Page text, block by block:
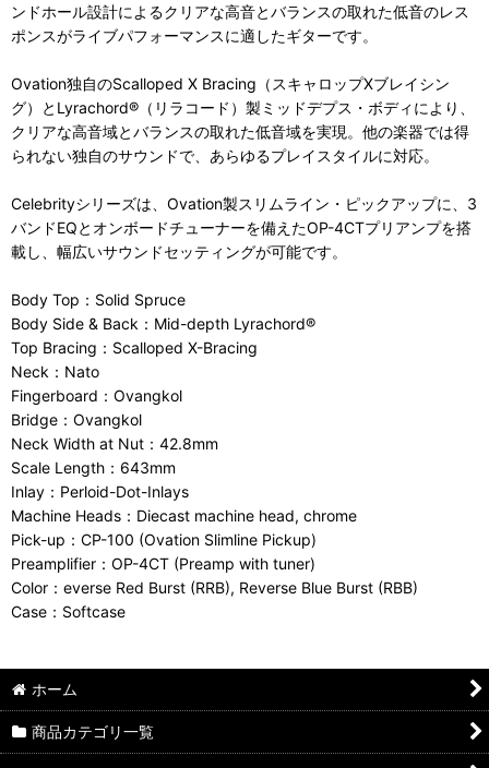
ンドホール設計によるクリアな高音とバランスの取れた低音のレス
ポンスがライブパフォーマンスに適したギターです。
Ovation独自のScalloped X Bracing（スキャロップXブレイシン
グ）とLyrachord®（リラコード）製ミッドデプス・ボディにより、
クリアな高音域とバランスの取れた低音域を実現。他の楽器では得
られない独自のサウンドで、あらゆるプレイスタイルに対応。
Celebrityシリーズは、Ovation製スリムライン・ピックアップに、3
バンドEQとオンボードチューナーを備えたOP-4CTプリアンプを搭
載し、幅広いサウンドセッティングが可能です。
Body Top：Solid Spruce
Body Side & Back：Mid-depth Lyrachord®
Top Bracing：Scalloped X-Bracing
Neck：Nato
Fingerboard：Ovangkol
Bridge：Ovangkol
Neck Width at Nut：42.8mm
Scale Length：643mm
Inlay：Perloid-Dot-Inlays
Machine Heads：Diecast machine head, chrome
Pick-up：CP-100 (Ovation Slimline Pickup)
Preamplifier：OP-4CT (Preamp with tuner)
Color：everse Red Burst (RRB), Reverse Blue Burst (RBB)
Case：Softcase
ホーム
商品カテゴリ一覧